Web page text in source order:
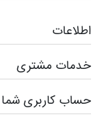
اطلاعات
خدمات مشتری
حساب کاربری شما